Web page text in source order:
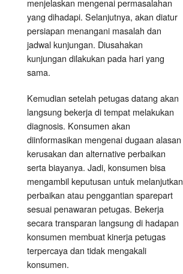
menjelaskan mengenai permasalahan
yang dihadapi. Selanjutnya, akan diatur
persiapan menangani masalah dan
jadwal kunjungan. Diusahakan
kunjungan dilakukan pada hari yang
sama.
Kemudian setelah petugas datang akan
langsung bekerja di tempat melakukan
diagnosis. Konsumen akan
diinformasikan mengenai dugaan alasan
kerusakan dan alternative perbaikan
serta biayanya. Jadi, konsumen bisa
mengambil keputusan untuk melanjutkan
perbaikan atau penggantian sparepart
sesuai penawaran petugas. Bekerja
secara transparan langsung di hadapan
konsumen membuat kinerja petugas
terpercaya dan tidak mengakali
konsumen.